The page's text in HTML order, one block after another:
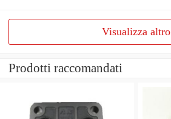
Visualizza altro
Prodotti raccomandati